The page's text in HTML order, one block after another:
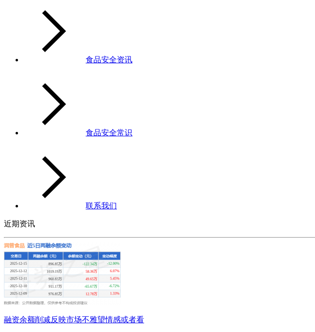
食品安全资讯
食品安全常识
联系我们
近期资讯
融资余额削减反映市场不雅望情感或者看